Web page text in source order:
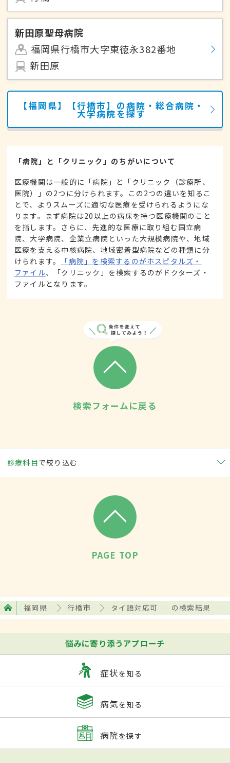
新田原聖母病院
福岡県行橋市大字東徳永382番地
新田原
【福岡県】【行橋市】の病院・総合病院・
大学病院を探す
「病院」と「クリニック」のちがいについて
医療機関は一般的に「病院」と「クリニック（診療所、
医院）」の2つに分けられます。この2つの違いを知るこ
とで、よりスムーズに適切な医療を受けられるようにな
ります。まず病院は20以上の病床を持つ医療機関のこと
を指します。さらに、先進的な医療に取り組む国立病
院、大学病院、企業立病院といった大規模病院や、地域
医療を支える中核病院、地域密着型病院などの種類に分
けられます。
「病院」を検索するのがホスピタルズ・
ファイル、「クリニック」を検索するのがドクターズ・
ファイルとなります。
検索フォームに戻る
診療科目で絞り込む
PAGE TOP
福岡県 行橋市 タイ語対応可 の検索結果
悩みに寄り添うアプローチ
症状を知る
病気を知る
病院を探す